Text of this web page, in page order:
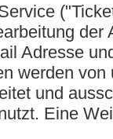
der
Adresse
werden von
und
Eine